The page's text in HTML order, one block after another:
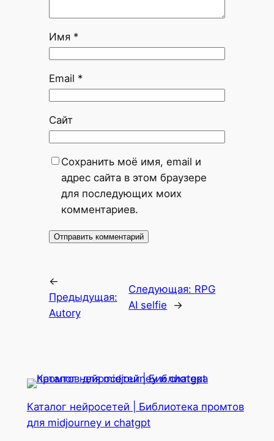
Имя *
Email *
Сайт
Сохранить моё имя, email и
адрес сайта в этом браузере
для последующих моих
комментариев.
←
Предыдущая:
Autory
Следующая: RPG
AI selfie
→
Каталог нейросетей | Библиотека промтов
для midjourney и chatgpt